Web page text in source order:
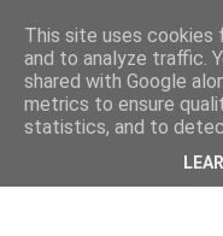
This site uses cookies
and to analyze traffic.
shared with Google
metrics to ensure
statistics, and to